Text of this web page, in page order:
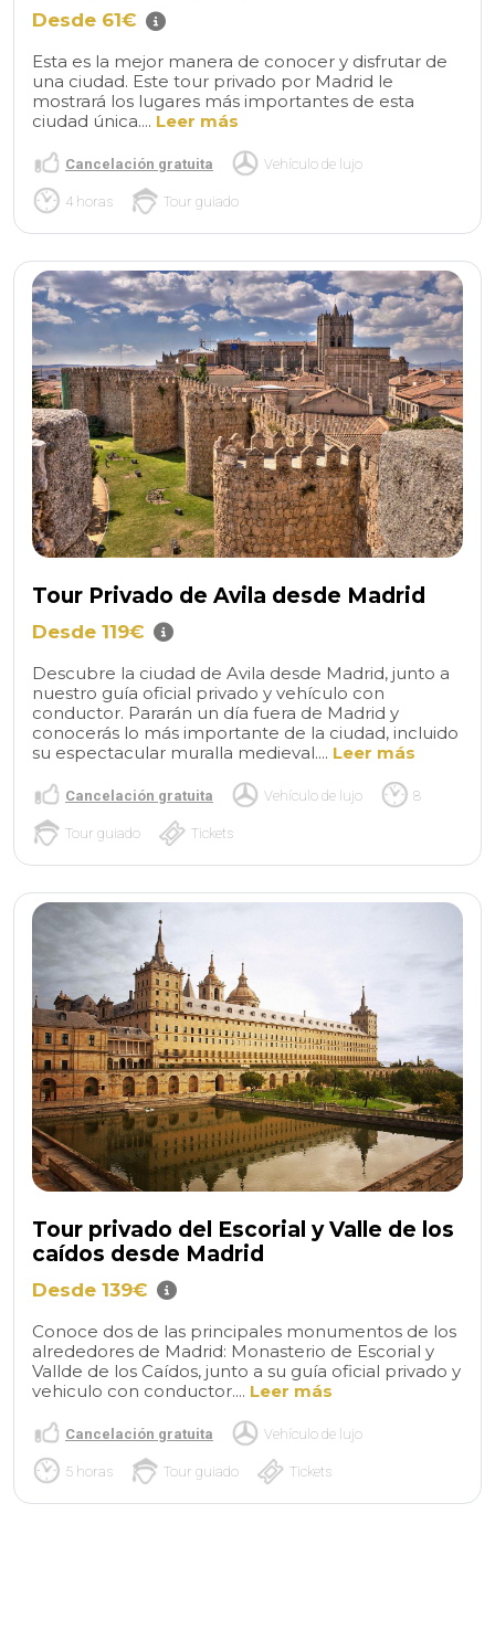
Desde 61€
Esta es la mejor manera de conocer y disfrutar de
una ciudad. Este tour privado por Madrid le
mostrará los lugares más importantes de esta
ciudad única.... Leer más
Cancelación gratuita Vehículo de lujo
4 horas Tour guiado
Tour Privado de Avila desde Madrid
Desde 119€
Descubre la ciudad de Avila desde Madrid, junto a
nuestro guía oficial privado y vehículo con
conductor. Pararán un día fuera de Madrid y
conocerás lo más importante de la ciudad, incluido
su espectacular muralla medieval.... Leer más
Cancelación gratuita Vehículo de lujo 8
Tour guiado Tickets
Tour privado del Escorial y Valle de los
caídos desde Madrid
Desde 139€
Conoce dos de las principales monumentos de los
alrededores de Madrid: Monasterio de Escorial y
Vallde de los Caídos, junto a su guía oficial privado y
vehiculo con conductor.... Leer más
Cancelación gratuita Vehículo de lujo
5 horas Tour guiado Tickets